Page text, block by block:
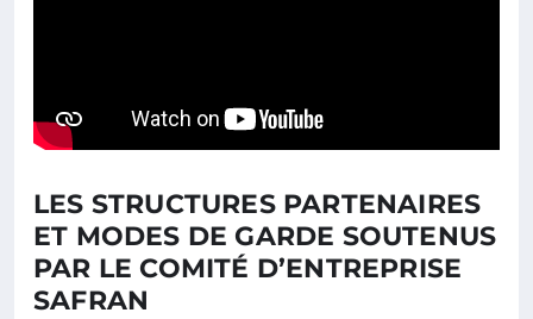
LES STRUCTURES PARTENAIRES
ET MODES DE GARDE SOUTENUS
PAR LE COMITÉ D’ENTREPRISE
SAFRAN